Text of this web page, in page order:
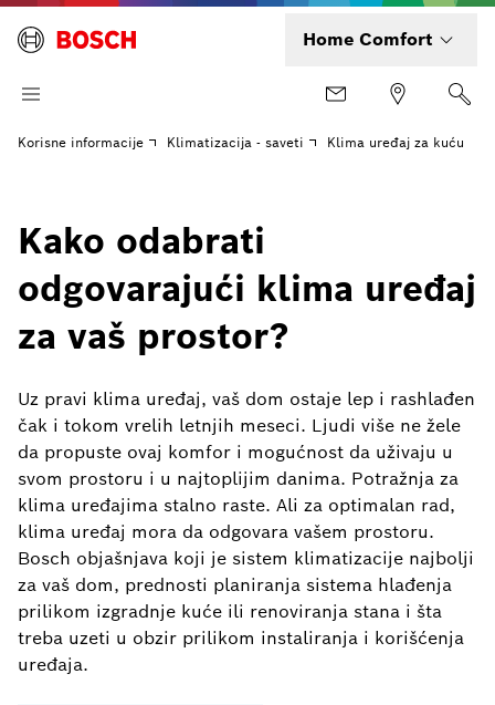
Home Comfort
Korisne informacije Klimatizacija - saveti Klima uređaj za kuću
Kako odabrati
odgovarajući klima uređaj
za vaš prostor?
Uz pravi klima uređaj, vaš dom ostaje lep i rashlađen
čak i tokom vrelih letnjih meseci. Ljudi više ne žele
da propuste ovaj komfor i mogućnost da uživaju u
svom prostoru i u najtoplijim danima. Potražnja za
klima uređajima stalno raste. Ali za optimalan rad,
klima uređaj mora da odgovara vašem prostoru.
Bosch objašnjava koji je sistem klimatizacije najbolji
za vaš dom, prednosti planiranja sistema hlađenja
prilikom izgradnje kuće ili renoviranja stana i šta
treba uzeti u obzir prilikom instaliranja i korišćenja
uređaja.